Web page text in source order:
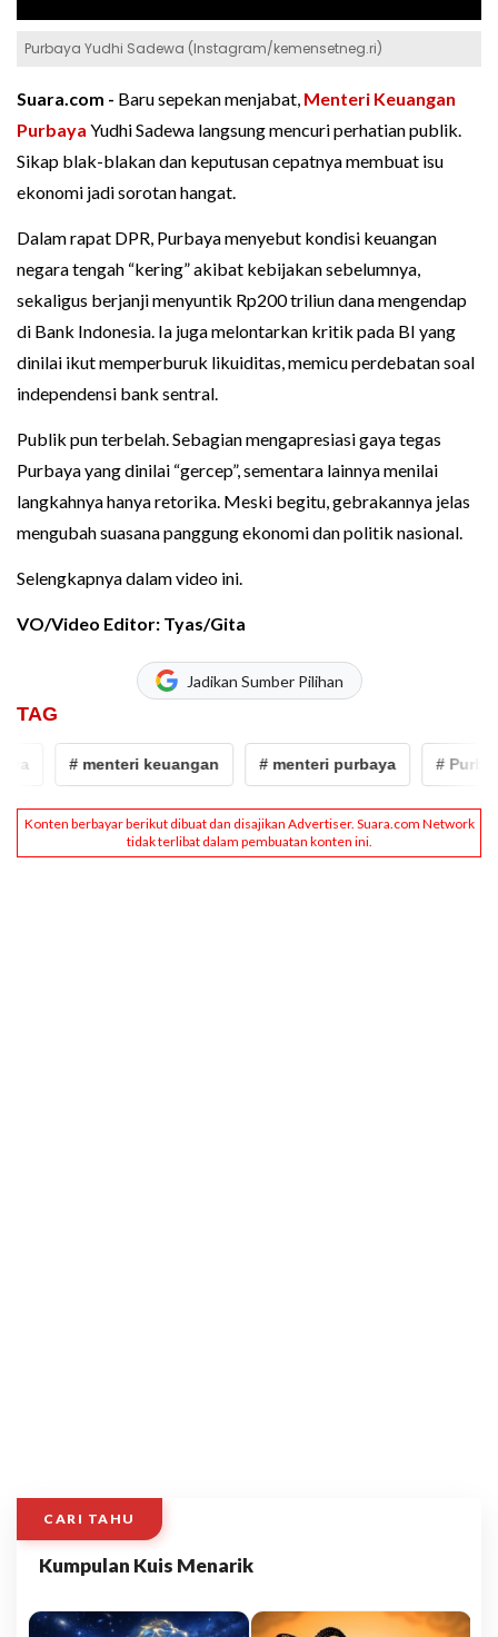
Purbaya Yudhi Sadewa (Instagram/kemensetneg.ri)
Suara.com - Baru sepekan menjabat, Menteri Keuangan
Purbaya Yudhi Sadewa langsung mencuri perhatian publik.
Sikap blak-blakan dan keputusan cepatnya membuat isu
ekonomi jadi sorotan hangat.
Dalam rapat DPR, Purbaya menyebut kondisi keuangan
negara tengah “kering” akibat kebijakan sebelumnya,
sekaligus berjanji menyuntik Rp200 triliun dana mengendap
di Bank Indonesia. Ia juga melontarkan kritik pada BI yang
dinilai ikut memperburuk likuiditas, memicu perdebatan soal
independensi bank sentral.
Publik pun terbelah. Sebagian mengapresiasi gaya tegas
Purbaya yang dinilai “gercep”, sementara lainnya menilai
langkahnya hanya retorika. Meski begitu, gebrakannya jelas
mengubah suasana panggung ekonomi dan politik nasional.
Selengkapnya dalam video ini.
VO/Video Editor: Tyas/Gita
Jadikan Sumber Pilihan
TAG
# menteri keuangan # menteri purbaya #
CARI TAHU
Kumpulan Kuis Menarik